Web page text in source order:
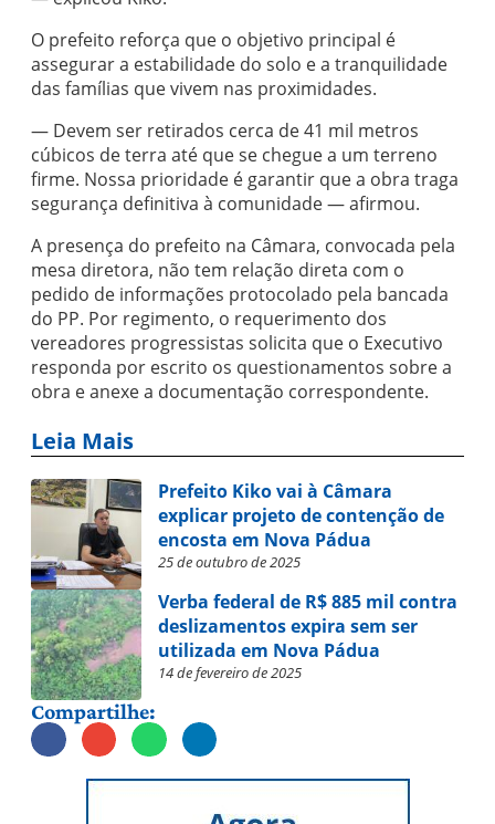
O prefeito reforça que o objetivo principal é
assegurar a estabilidade do solo e a tranquilidade
das famílias que vivem nas proximidades.
— Devem ser retirados cerca de 41 mil metros
cúbicos de terra até que se chegue a um terreno
firme. Nossa prioridade é garantir que a obra traga
segurança definitiva à comunidade — afirmou.
A presença do prefeito na Câmara, convocada pela
mesa diretora, não tem relação direta com o
pedido de informações protocolado pela bancada
do PP. Por regimento, o requerimento dos
vereadores progressistas solicita que o Executivo
responda por escrito os questionamentos sobre a
obra e anexe a documentação correspondente.
Leia Mais
Prefeito Kiko vai à Câmara
explicar projeto de contenção de
encosta em Nova Pádua
25 de outubro de 2025
Verba federal de R$ 885 mil contra
deslizamentos expira sem ser
utilizada em Nova Pádua
14 de fevereiro de 2025
Compartilhe: